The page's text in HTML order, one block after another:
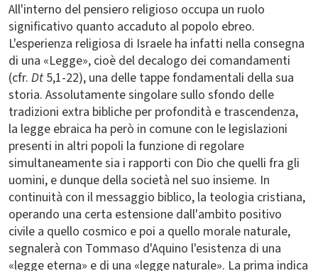
All'interno del pensiero religioso occupa un ruolo
significativo quanto accaduto al popolo ebreo.
L'esperienza religiosa di Israele ha infatti nella consegna
di una «Legge», cioè del decalogo dei comandamenti
(cfr. Dt 5,1-22), una delle tappe fondamentali della sua
storia. Assolutamente singolare sullo sfondo delle
tradizioni extra bibliche per profondità e trascendenza,
la legge ebraica ha però in comune con le legislazioni
presenti in altri popoli la funzione di regolare
simultaneamente sia i rapporti con Dio che quelli fra gli
uomini, e dunque della società nel suo insieme. In
continuità con il messaggio biblico, la teologia cristiana,
operando una certa estensione dall'ambito positivo
civile a quello cosmico e poi a quello morale naturale,
segnalerà con Tommaso d'Aquino l'esistenza di una
«legge eterna» e di una «legge naturale». La prima indica